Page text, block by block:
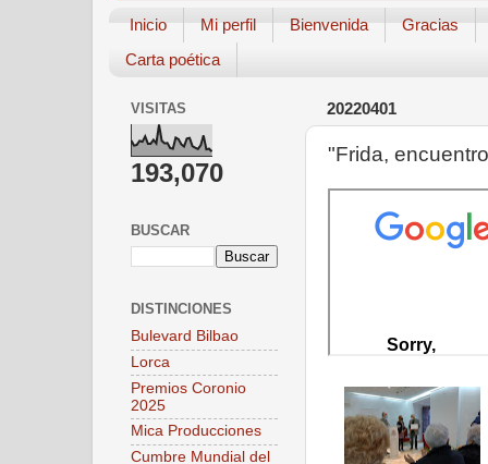
Inicio Mi perfil Bienvenida
Gracias
Carta poética
20220401
"Frida,
VISITAS
193,070
BUSCAR
DISTINCIONES
Bulevard Bilbao
Lorca
Premios Coronio
2025
Mica Producciones
Cumbre Mundial del